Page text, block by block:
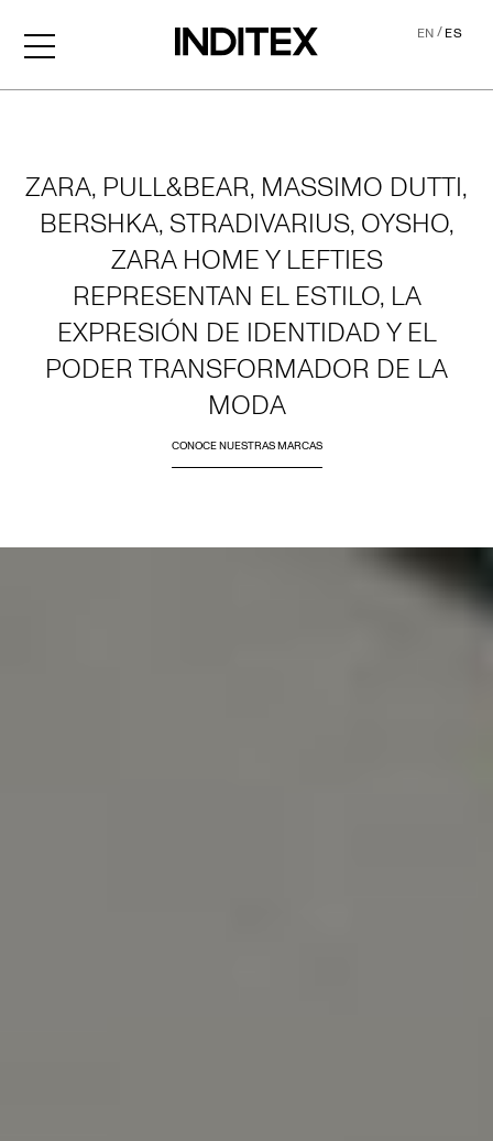
EN/ES
ZARA, PULL&BEAR, MASSIMO DUTTI,
BERSHKA, STRADIVARIUS, OYSHO,
ZARA HOME Y LEFTIES
REPRESENTAN EL ESTILO, LA
EXPRESIÓN DE IDENTIDAD Y EL
PODER TRANSFORMADOR DE LA
MODA
CONOCE NUESTRAS MARCAS